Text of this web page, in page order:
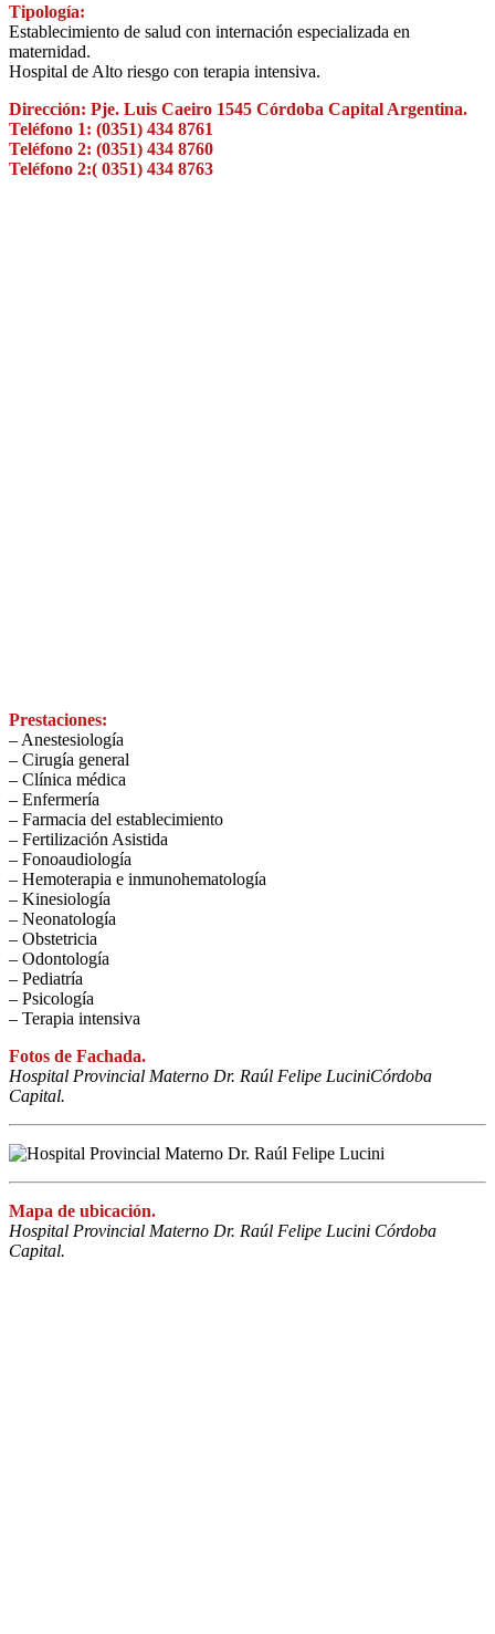
Tipología:
Establecimiento de salud con internación especializada en
maternidad.
Hospital de Alto riesgo con terapia intensiva.
Dirección: Pje. Luis Caeiro 1545 Córdoba Capital Argentina.
Teléfono 1: (0351) 434 8761
Teléfono 2: (0351) 434 8760
Teléfono 2:( 0351) 434 8763
Prestaciones:
– Anestesiología
– Cirugía general
– Clínica médica
– Enfermería
– Farmacia del establecimiento
– Fertilización Asistida
– Fonoaudiología
– Hemoterapia e inmunohematología
– Kinesiología
– Neonatología
– Obstetricia
– Odontología
– Pediatría
– Psicología
– Terapia intensiva
Fotos de Fachada.
Hospital Provincial Materno Dr. Raúl Felipe LuciniCórdoba
Capital.
Mapa de ubicación.
Hospital Provincial Materno Dr. Raúl Felipe Lucini Córdoba
Capital.